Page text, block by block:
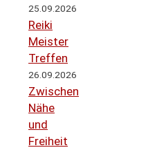
25.09.2026
Reiki
Meister
Treffen
26.09.2026
Zwischen
Nähe
und
Freiheit